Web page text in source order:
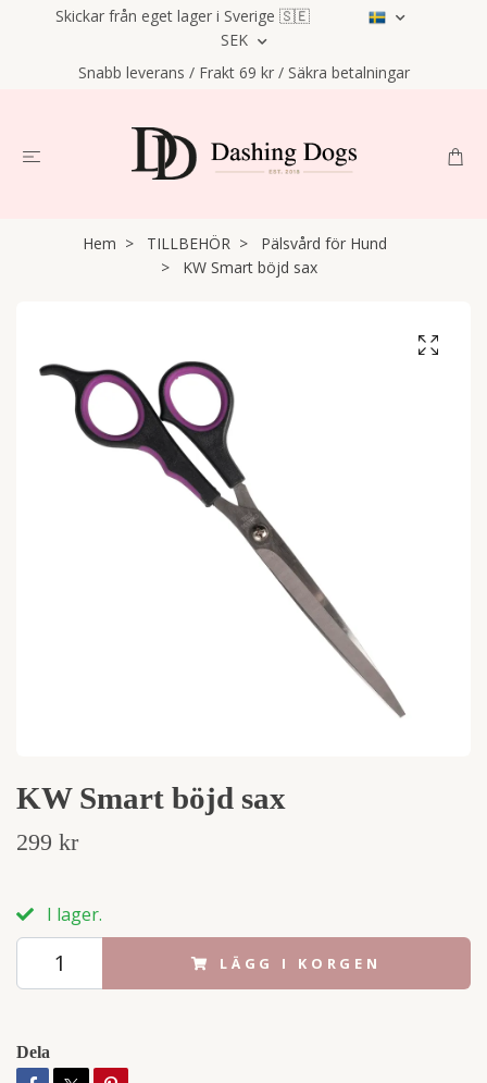
Skickar från eget lager i Sverige 🇸🇪
SEK
Snabb leverans / Frakt 69 kr / Säkra betalningar
Hem TILLBEHÖR
Pälsvård för Hund
KW Smart böjd sax
KW Smart böjd sax
299 kr
I lager.
LÄGG I KORGEN
Dela